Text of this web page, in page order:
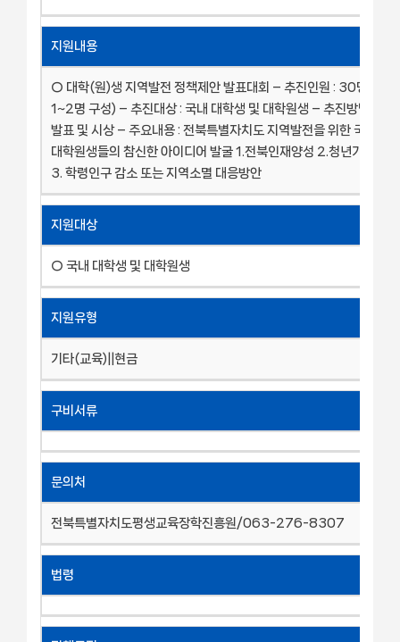
지원내용
○ 대학(원)생 지역발전 정책제안 발표대회 – 추진인원 : 30명(15
1~2명 구성) – 추진대상 : 국내 대학생 및 대학원생 – 추진방법 : 정
발표 및 시상 – 주요내용 : 전북특별자치도 지역발전을 위한 국내 대
대학원생들의 참신한 아이디어 발굴 1.전북인재양성 2.청년기회도
3. 학령인구 감소 또는 지역소멸 대응방안
지원대상
○ 국내 대학생 및 대학원생
지원유형
기타(교육)||현금
구비서류
문의처
전북특별자치도평생교육장학진흥원/063-276-8307
법령